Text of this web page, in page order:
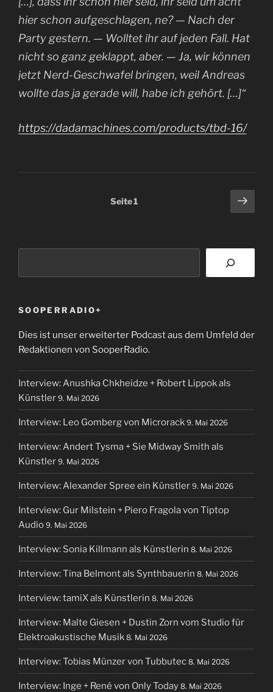
hier schon aufgeschlagen, ne? — Nach der
Party gestern. — Wolltet ihr auf jeden Fall. Hat
nicht so ganz geklappt, aber. — Ja, wir können
jetzt Nerd-Geschwafel bringen, weil Andreas
wollte das ja gerade will, habe ich gehört. […]“
https://dadamachines.com/products/tbd-16/
Seitennummerierung
Seite1
SOOPERRADIO+
Dies ist unser erweiterter Podcast aus dem Umfeld der
Redaktionen von SooperRadio.
Interview: Anushka Chkheidze + Robert Lippok als
Künstler 9. Mai 2026
Interview: Leo Gomberg von Microrack 9. Mai 2026
Interview: Andert Tysma + Sie Midway Smith als
Künstler 9. Mai 2026
Interview: Alexander Spree ein Künstler 9. Mai 2026
Interview: Gur Milstein + Piero Fragola von Tiptop
Audio 9. Mai 2026
Interview: Sonia Killmann als Künstlerin 8. Mai 2026
Interview: Tina Belmont als Synthbauerin 8. Mai 2026
Interview: tamiX als Künstlerin 8. Mai 2026
Interview: Malte Giesen + Dustin Zorn vom Studio für
Elektroakustische Musik 8. Mai 2026
Interview: Tobias Münzer von Tubbutec 8. Mai 2026
Interview: Inge + René von Only Today 8. Mai 2026